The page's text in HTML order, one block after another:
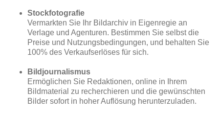
Stockfotografie
Vermarkten Sie Ihr Bildarchiv in Eigenregie an
Verlage und Agenturen. Bestimmen Sie selbst die
Preise und Nutzungsbedingungen, und behalten Sie
100% des Verkaufserlöses für sich.
Bildjournalismus
Ermöglichen Sie Redaktionen, online in Ihrem
Bildmaterial zu recherchieren und die gewünschten
Bilder sofort in hoher Auflösung herunterzuladen.